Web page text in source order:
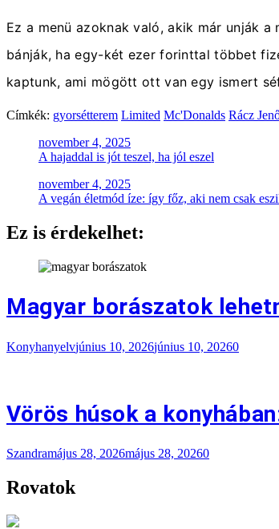
Ez a menü azoknak való, akik már unják
bánják, ha egy-két ezer forinttal többet
kaptunk, ami mögött ott van egy ismert
Címkék: gyorsétterem Limited Mc'Donalds Rácz
Bejegyzés
navigáció
november 4, 2025
A hajaddal is jót teszel, ha jól eszel
november 4, 2025
A vegán életmód íze: így főz, aki nem csak
Ez is érdekelhet:
Magyar borászatok
Konyhanyelvjúnius 10, 2026június 10, 20260
Vörös húsok a
Szandramájus 28, 2026május 28, 20260
Rovatok